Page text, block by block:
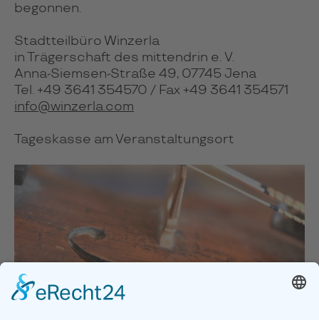
begonnen.
Stadtteilbüro Winzerla
in Trägerschaft des mittendrin e. V.
Anna-Siemsen-Straße 49, 07745 Jena
Tel. +49 3641 354570 / Fax +49 3641 354571
info@winzerla.com
Tageskasse am Veranstaltungsort